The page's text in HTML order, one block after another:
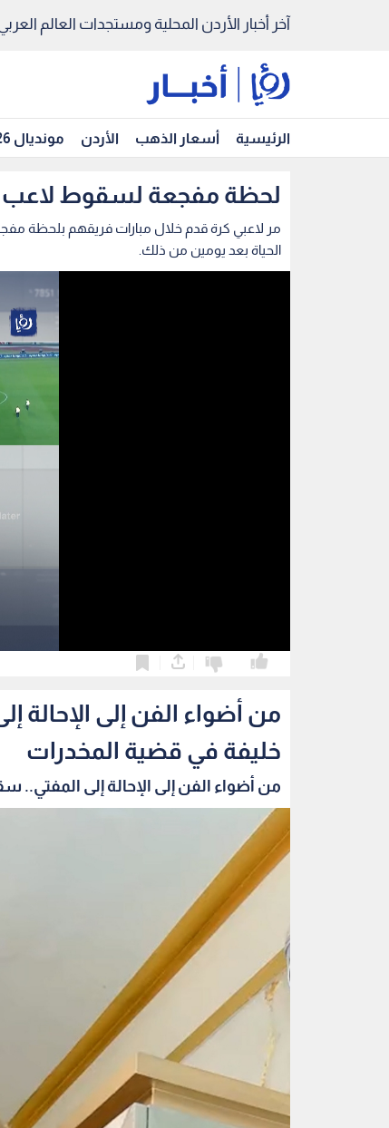
آخر أخبار الأردن المحلية ومستجدات العالم
الرئيسية أسعار الذهب الأردن مونديال 2026
لحظة مفجعة لسقوط لاعب
مر لاعبي كرة قدم خلال مبارات فريقهم بلحظة
الحياة بعد يومين من ذلك.
من أضواء الفن إلى
خليفة في قضية المخدرات
من أضواء الفن إلى الإحالة إلى المفتي..